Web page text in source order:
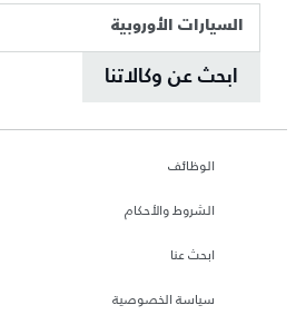
السيارات الأوروبية
ابحث عن وكالاتنا
الوظائف
الشروط والأحكام
ابحث عنا
سياسة الخصوصية